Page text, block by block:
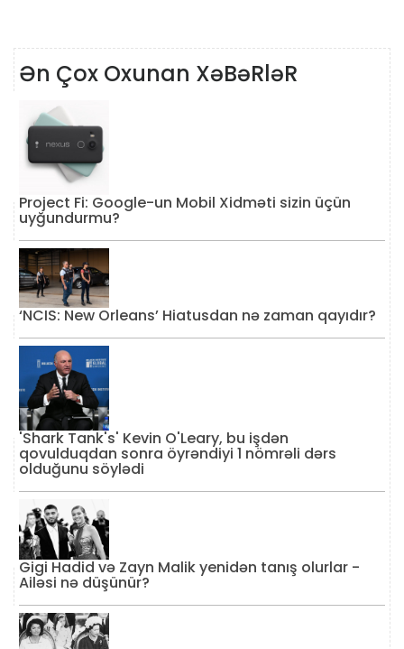
Ən Çox Oxunan XəBəRləR
Project Fi: Google-un Mobil Xidməti sizin üçün
uyğundurmu?
‘NCIS: New Orleans’ Hiatusdan nə zaman qayıdır?
'Shark Tank's' Kevin O'Leary, bu işdən
qovulduqdan sonra öyrəndiyi 1 nömrəli dərs
olduğunu söylədi
Gigi Hadid və Zayn Malik yenidən tanış olurlar -
Ailəsi nə düşünür?